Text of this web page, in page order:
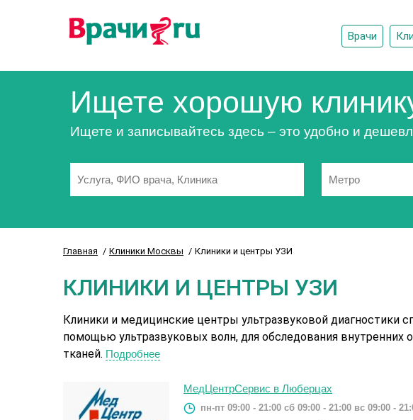
Врачи
Ищете хорошую
Ищете и записывайтесь здесь – это удобно и
Главная Клиники Москвы Клиники и центры УЗИ
КЛИНИКИ И ЦЕНТРЫ УЗИ
Клиники и медицинские центры ультразвуковой диагностики
помощью ультразвуковых волн, для обследования внутренних
тканей. Подробнее
МедЦентрСервис в Люберцах
пн-пт 09:00 - 21:00 сб 09:00 - 21:00 вс 09:00 -